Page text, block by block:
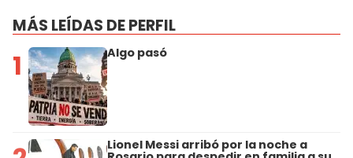
MÁS LEÍDAS DE PERFIL
1 Algo pasó
Lionel Messi arribó por la noche a